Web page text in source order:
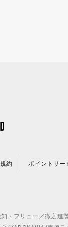
約 ポイントサー
フリュー／徹之進